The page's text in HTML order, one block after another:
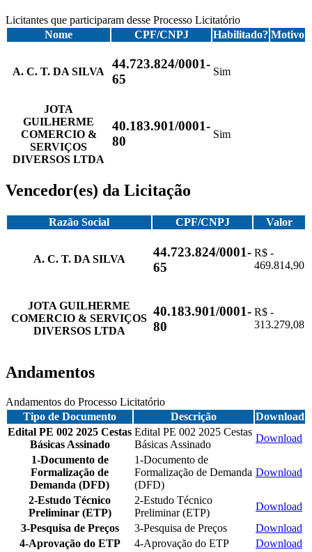
Licitantes que participaram desse Processo Licitatório
Nome
CPF/CNPJ Habilitado? Motivo
A. C. T. DA SILVA
44.723.824/0001-
65
Sim
JOTA
GUILHERME
COMERCIO &
SERVIÇOS
DIVERSOS LTDA
40.183.901/0001-
80
Sim
Vencedor(es) da Licitação
Razão Social CPF/CNPJ Valor
A. C. T. DA SILVA
44.723.824/0001-
65
R$ -
469.814,90
JOTA GUILHERME
COMERCIO & SERVIÇOS
DIVERSOS LTDA
40.183.901/0001-
80
R$ -
313.279,08
Andamentos
Andamentos do Processo Licitatório
Tipo de Documento
Descrição
Download
Edital PE 002 2025 Cestas
Básicas Assinado
Edital PE 002 2025 Cestas
Básicas Assinado
Download
1-Documento de
Formalização de
Demanda (DFD)
1-Documento de
Formalização de Demanda
(DFD)
Download
2-Estudo Técnico
Preliminar (ETP)
2-Estudo Técnico
Preliminar (ETP)
Download
3-Pesquisa de Preços
3-Pesquisa de Preços
Download
4-Aprovação do ETP
4-Aprovação do ETP
Download